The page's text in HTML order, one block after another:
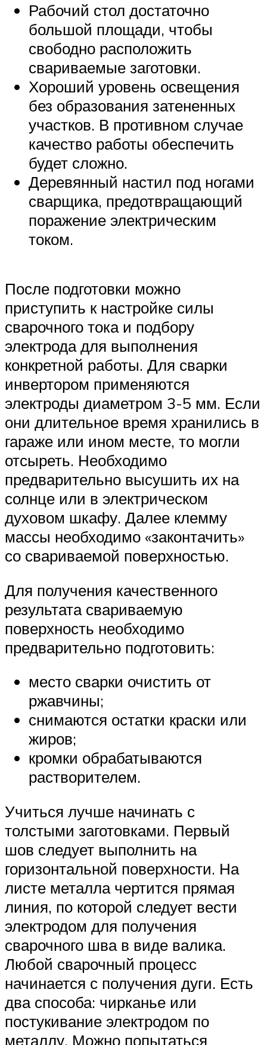
Рабочий стол достаточно
большой площади, чтобы
свободно расположить
свариваемые заготовки.
Хороший уровень освещения
без образования затененных
участков. В противном случае
качество работы обеспечить
будет сложно.
Деревянный настил под ногами
сварщика, предотвращающий
поражение электрическим
током.
После подготовки можно
приступить к настройке силы
сварочного тока и подбору
электрода для выполнения
конкретной работы. Для сварки
инвертором применяются
электроды диаметром 3-5 мм. Если
они длительное время хранились в
гараже или ином месте, то могли
отсыреть. Необходимо
предварительно высушить их на
солнце или в электрическом
духовом шкафу. Далее клемму
массы необходимо «законтачить»
со свариваемой поверхностью.
Для получения качественного
результата свариваемую
поверхность необходимо
предварительно подготовить:
место сварки очистить от
ржавчины;
снимаются остатки краски или
жиров;
кромки обрабатываются
растворителем.
Учиться лучше начинать с
толстыми заготовками. Первый
шов следует выполнить на
горизонтальной поверхности. На
листе металла чертится прямая
линия, по которой следует вести
электродом для получения
сварочного шва в виде валика.
Любой сварочный процесс
начинается с получения дуги. Есть
два способа: чирканье или
постукивание электродом по
металлу. Можно попытаться